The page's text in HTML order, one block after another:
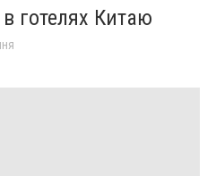
готелях Китаю